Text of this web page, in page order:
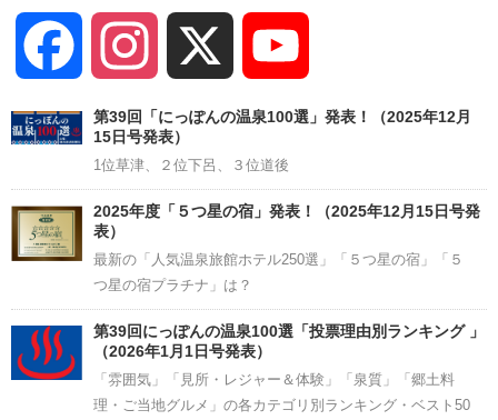
Facebook Instagram
Channel
第39回「にっぽんの温泉100選」発表！（2025年12月
15日号発表）
1位草津、２位下呂、３位道後
2025年度「５つ星の宿」発表！（2025年12月15日号発
表）
最新の「人気温泉旅館ホテル250選」「５つ星の宿」「５
つ星の宿プラチナ」は？
第39回にっぽんの温泉100選「投票理由別ランキング 」
（2026年1月1日号発表）
「雰囲気」「見所・レジャー＆体験」「泉質」「郷土料
理・ご当地グルメ」の各カテゴリ別ランキング・ベスト50